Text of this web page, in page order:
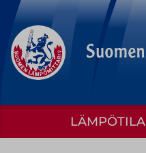
content
LÄMPÖTILA